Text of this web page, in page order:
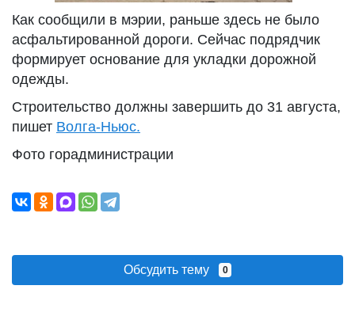
Как сообщили в мэрии, раньше здесь не было
асфальтированной дороги. Сейчас подрядчик
формирует основание для укладки дорожной
одежды.
Строительство должны завершить до 31 августа,
пишет Волга-Ньюс.
Фото горадминистрации
Обсудить тему 0